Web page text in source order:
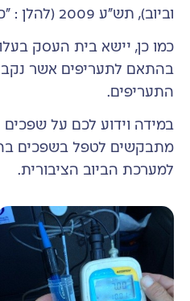
וביוב), תש"ע 2009 (להלן : "כללי התעריפים").
כמו כן, יישא בית העסק
בהתאם לתעריפים אשר
התעריפים.
במידה וידוע לכם על שפכים
מתבקשים לטפל בשפכים
למערכת הביוב הציבורית.